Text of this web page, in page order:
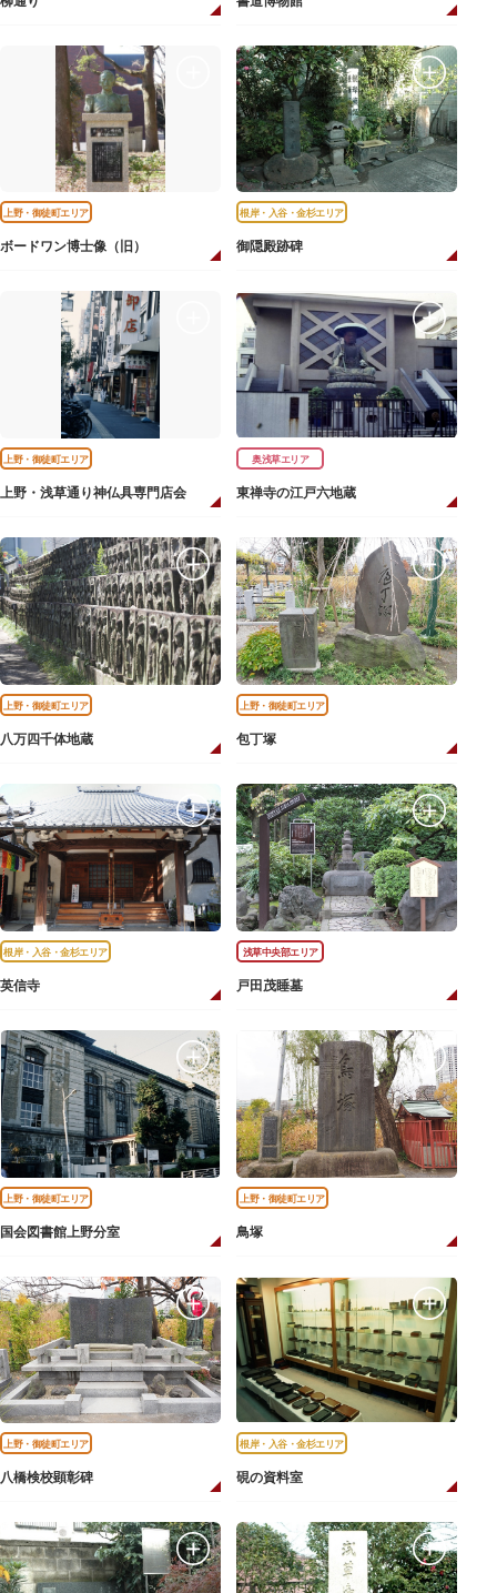
上野・御徒町エリア
ボードワン博士像（旧）
根岸・入谷・金杉エリア
御隠殿跡碑
上野・御徒町エリア
上野・浅草通り神仏具専門店会
奥浅草エリア
東禅寺の江戸六地蔵
上野・御徒町エリア
八万四千体地蔵
上野・御徒町エリア
包丁塚
根岸・入谷・金杉エリア
英信寺
浅草中央部エリア
戸田茂睡墓
上野・御徒町エリア
国会図書館上野分室
上野・御徒町エリア
鳥塚
上野・御徒町エリア
八橋検校顕彰碑
根岸・入谷・金杉エリア
硯の資料室